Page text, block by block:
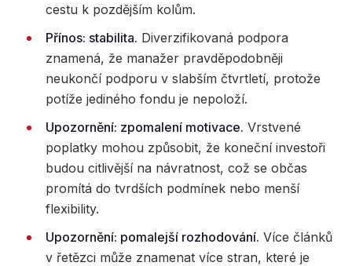
cestu k pozdějším kolům.
Přínos: stabilita. Diverzifikovaná podpora
znamená, že manažer pravděpodobněji
neukončí podporu v slabším čtvrtletí, protože
potíže jediného fondu je nepoloží.
Upozornění: zpomalení motivace. Vrstvené
poplatky mohou způsobit, že koneční investoři
budou citlivější na návratnost, což se občas
promítá do tvrdších podmínek nebo menší
flexibility.
Upozornění: pomalejší rozhodování. Více článků
v řetězci může znamenat více stran, které je